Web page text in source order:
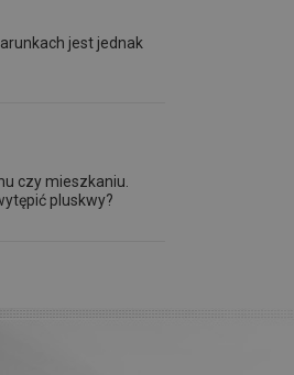
jest jednak
czy mieszkaniu.
pluskwy?